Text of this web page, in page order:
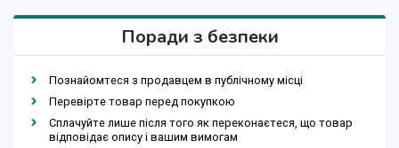
Поради з безпеки
Познайомтеся з продавцем в публічному місці
Перевірте товар перед покупкою
Сплачуйте лише після того як переконаєтеся, що товар
відповідає опису і вашим вимогам